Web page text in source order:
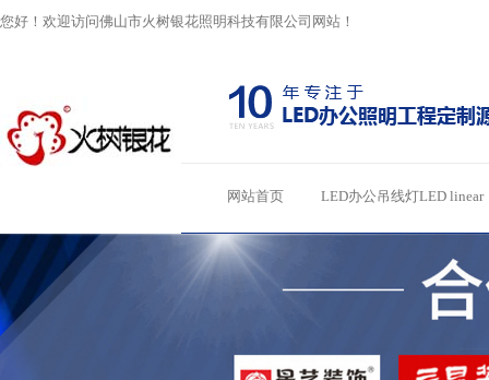
您好！欢迎访问佛山市火树银花照明科技有限公司网站！
网站首页 LED办公吊线灯LED linear